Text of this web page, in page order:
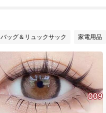
バッグ＆リュックサック 家電用品